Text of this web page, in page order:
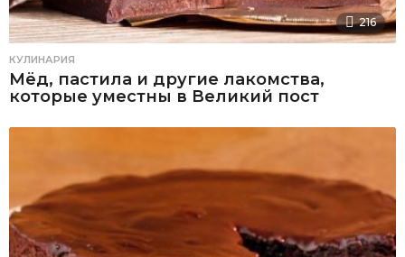
216
КУЛИНАРИЯ
Мёд, пастила и другие лакомства,
которые уместны в Великий пост